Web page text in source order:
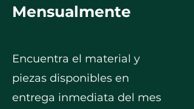
Mensualmente
Encuentra el material y
piezas disponibles en
entrega inmediata del mes